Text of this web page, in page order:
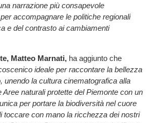
narrazione più consapevole
accompagnare le politiche regionali
e del contrasto ai cambiamenti
Matteo Marnati, ha aggiunto che
ideale per raccontare la bellezza
la cultura cinematografica alla
naturali protette del Piemonte con un
per portare la biodiversità nel cuore
toccare con mano la ricchezza dei nostri